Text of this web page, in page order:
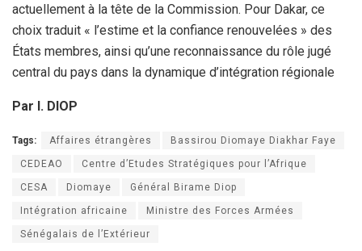
actuellement à la tête de la Commission. Pour Dakar, ce
choix traduit « l’estime et la confiance renouvelées » des
États membres, ainsi qu’une reconnaissance du rôle jugé
central du pays dans la dynamique d’intégration régionale
Par I. DIOP
Tags: Affaires étrangères Bassirou Diomaye Diakhar Faye
CEDEAO Centre d’Etudes Stratégiques pour l’Afrique
CESA Diomaye Général Birame Diop
Intégration africaine Ministre des Forces Armées
Sénégalais de l’Extérieur